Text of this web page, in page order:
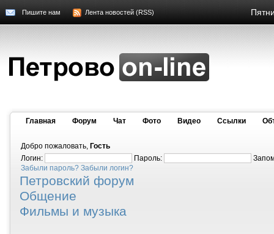
Пишите нам Лента новостей (RSS)
Главная Форум Чат Фото Видео Cсылки
Добро пожаловать, Гость
Логин:
Пароль:
Забыли пароль? Забыли логин?
Петровский форум
Общение
Фильмы и музыка